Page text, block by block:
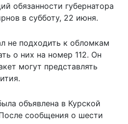
обязанности губернатора
в субботу, 22 июня.
не подходить к обломкам
о них на номер 112. Он
могут представлять
объявлена в Курской
сообщения о шести